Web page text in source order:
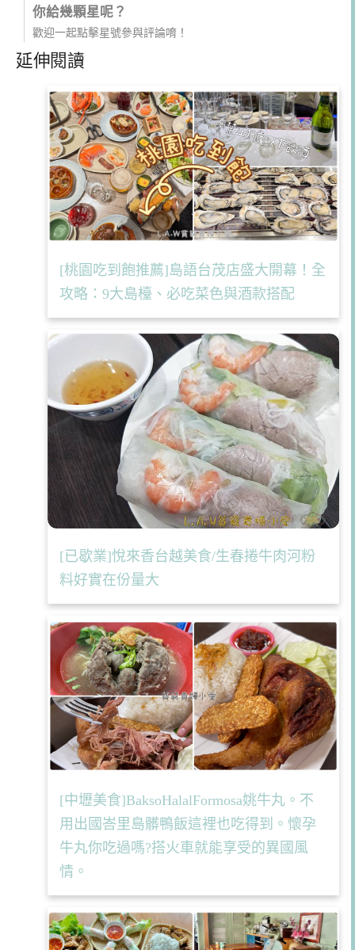
你給幾顆星呢？
歡迎一起點擊星號參與評論唷！
延伸閱讀
[桃園吃到飽推薦]島語台茂店盛大開幕！全
攻略：9大島檯、必吃菜色與酒款搭配
[已歇業]悅來香台越美食/生春捲牛肉河粉
料好實在份量大
[中壢美食]BaksoHalalFormosa姚牛丸。不
用出國峇里島髒鴨飯這裡也吃得到。懷孕
牛丸你吃過嗎?搭火車就能享受的異國風
情。